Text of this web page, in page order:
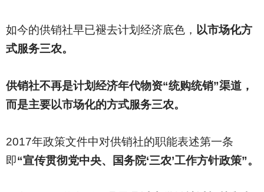
如今的供销社早已褪去计划经济底色， 以市场化方
式服务三农。
供销社不再是计划经济年代物资“统购统销”渠道，
而是主要以市场化的方式服务三农。
2017年政策文件中对供销社的职能表述第一条
即“宣传贯彻党中央、国务院‘三农’工作方针政策”。